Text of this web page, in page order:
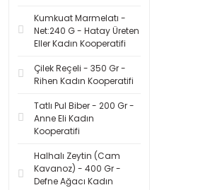
Kumkuat Marmelatı -
Net:240 G - Hatay Üreten
Eller Kadın Kooperatifi
Çilek Reçeli - 350 Gr -
Rihen Kadın Kooperatifi
Tatlı Pul Biber - 200 Gr -
Anne Eli Kadın
Kooperatifi
Halhalı Zeytin (Cam
Kavanoz) - 400 Gr -
Defne Ağacı Kadın